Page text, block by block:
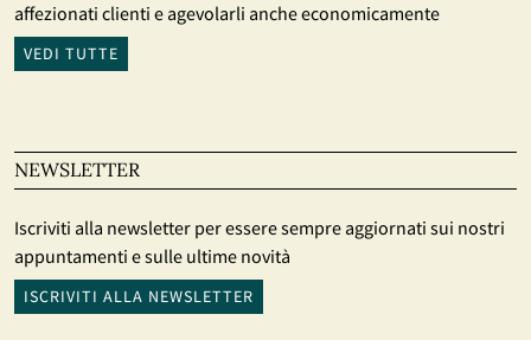
affezionati clienti e agevolarli anche economicamente
VEDI TUTTE
NEWSLETTER
Iscriviti alla newsletter per essere sempre aggiornati sui nostri
appuntamenti e sulle ultime novità
ISCRIVITI ALLA NEWSLETTER